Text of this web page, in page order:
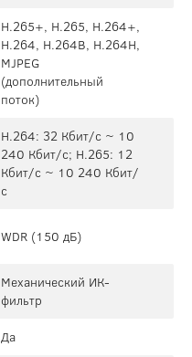
H.265+, H.265, H.264+,
H.264, H.264B, H.264H,
MJPEG
(дополнительный
поток)
H.264: 32 Кбит/с ~ 10
240 Кбит/с; H.265: 12
Кбит/с ~ 10 240 Кбит/
с
WDR (150 дБ)
Механический ИК-
фильтр
Да